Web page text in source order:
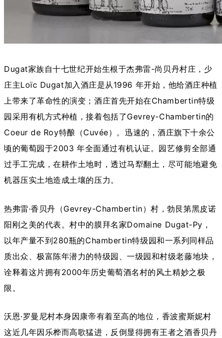
Dugat家族自十七世纪开始生根于杰弗雷-尚贝丹村庄，少
庄主Loïc Dugat加入酒庄是从1996 年开始，他给酒庄种植
上带来了革命性的演变；酒庄首先开始在Chambertin特级
园采用有机方式种植，接着包括了Gevrey-Chambertin的
Coeur de Roy特酿（Cuvée）。迅速的，酒庄旗下十余公
顷的葡萄园于2003 年全面通过有机认证。园艺修剪全部通
过手工完成，在耕作土地时，透过马犁翻土，尽可能地避免
机器压实土地造成土壤的压力。
热弗雷·香贝丹 （Gevrey-Chambertin）村，勃艮第黑皮诺
阳刚之美的代表。村中的膜拜名家Domaine Dugat-Py，
以年产量不到280瓶的Chambertin特级园和一系列同样品
质出众、极富陈年潜力的特级园、一级园和村级老藤地块，
诠释着这片拥有2000年历史葡萄酒名村的风土精妙之极
限。
沃恩·罗曼尼村本身因康帝有着至高的地位，香波蜜斯妮村
这近几年因乐桦而高歌猛进，反倒显得拥有王者之酒香贝丹